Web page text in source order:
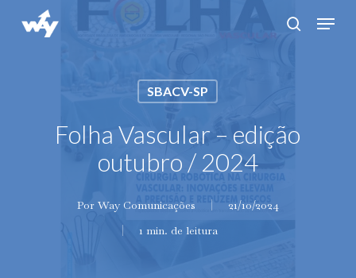
Menu
SBACV-SP
Folha Vascular – edição
outubro / 2024
Por Way Comunicações
21/10/2024
1 min. de leitura